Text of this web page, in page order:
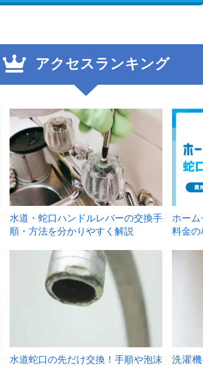
アクセスランキング
2
水道・蛇口ハンドルレバーの交換手
順・方法を分かりやすく解説
ホーム
料金の
水道蛇口の先だけ交換！手順や泡沫
洗濯